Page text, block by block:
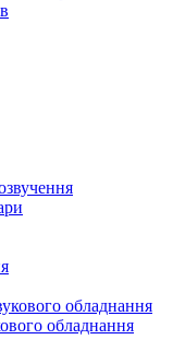
обладнання
обладнання